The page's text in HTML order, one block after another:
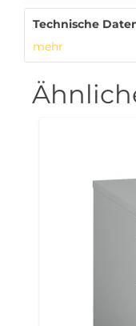
Technische
mehr